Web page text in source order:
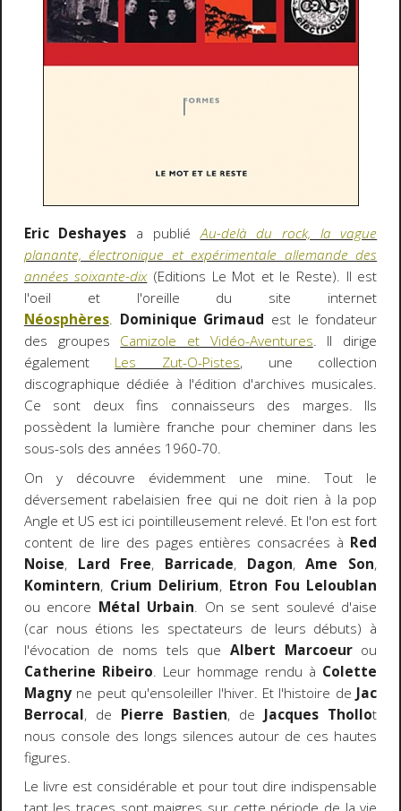
Eric Deshayes a publiéAu-delà du rock, la vague
planante, électronique et expérimentale allemande des
années soixante-dix(Editions Le Mot et le Reste). Il est
l'oeil et l'oreille du site internet
Néosphères. Dominique Grimaud est le fondateur
des groupes Camizole et Vidéo-Aventures. Il dirige
également Les Zut-O-Pistes, une collection
discographique dédiée à l'édition d'archives musicales.
Ce sont deux fins connaisseurs des marges. Ils
possèdent la lumière franche pour cheminer dans les
sous-sols des années 1960-70.
On y découvre évidemment une mine. Tout le
déversement rabelaisien free qui ne doit rien à la pop
Angle et US est ici pointilleusement relevé. Et l'on est fort
content de lire des pages entières consacrées à Red
Noise, Lard Free, Barricade, Dagon,Ame Son,
Komintern, Crium Delirium, Etron Fou Leloublan
ou encore Métal Urbain. On se sent soulevé d'aise
(car nous étions les spectateurs de leurs débuts) à
l'évocation de noms tels que Albert Marcoeurou
Catherine Ribeiro. Leur hommage rendu à Colette
Magnyne peut qu'ensoleiller l'hiver. Et l'histoire de Jac
Berrocal, de Pierre Bastien, de Jacques Thollot
nous console des longs silences autour de ces hautes
figures.
Le livre est considérable et pour tout dire indispensable